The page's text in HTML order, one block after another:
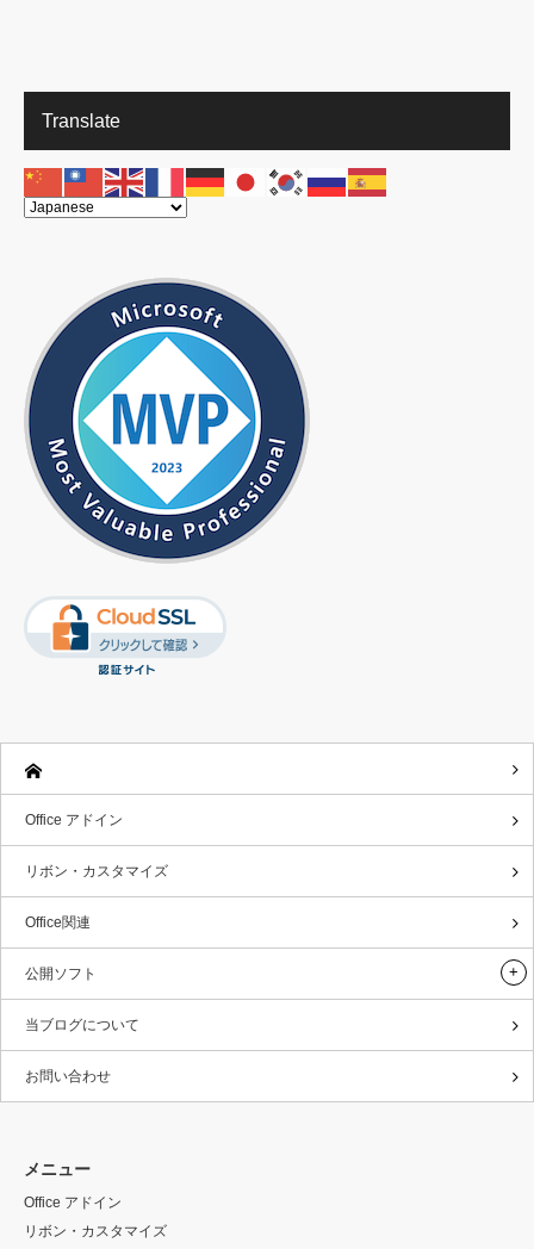
Translate
Office アドイン
リボン・カスタマイズ
Office関連
公開ソフト
当ブログについて
お問い合わせ
メニュー
Office アドイン
リボン・カスタマイズ